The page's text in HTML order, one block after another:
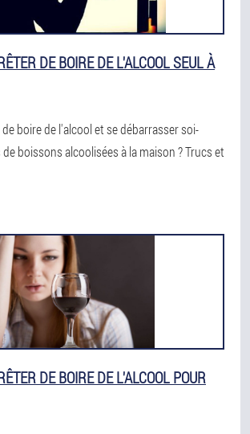
DE BOIRE DE L'ALCOOL SEUL À
boire de l'alcool et se débarrasser soi-
boissons alcoolisées à la maison ? Trucs et
DE BOIRE DE L'ALCOOL POUR